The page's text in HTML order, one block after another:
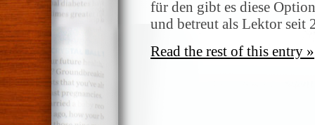
für den gibt es diese
und betreut als Lektor
Read the rest of this entry »